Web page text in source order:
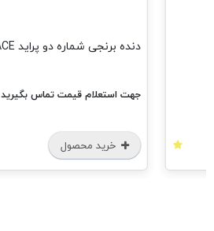
دنده برنجی شماره دو پراید iACE
جهت استعلام قیمت تماس بگیرید
خرید محصول